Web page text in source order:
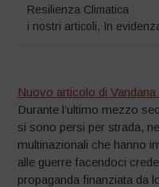
Resilienza Climatica
i nostri articoli, In
Nuovo articolo di
Durante l’ultimo mezzo
si sono persi per strada,
multinazionali che hanno
alle guerre facendoci
propaganda finanziata da